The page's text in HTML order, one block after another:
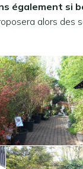
également si
alors des